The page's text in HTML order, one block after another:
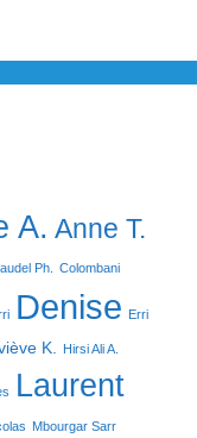
A. Anne T.
Ph. Colombani
Denise Erri
K. Hirsi Ali A.
Laurent
Mbourgar Sarr